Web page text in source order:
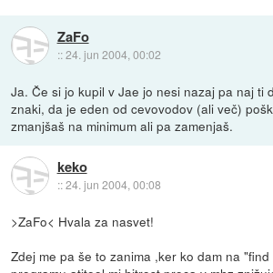
ZaFo
::24. jun 2004, 00:02
Ja. Če si jo kupil v Jae jo nesi nazaj pa naj ti
znaki, da je eden od cevovodov (ali več)
zmanjšaš na minimum ali pa zamenjaš.
keko
::24. jun 2004, 00:08
>ZaFo< Hvala za nasvet!
Zdej me pa še to zanima ,ker ko dam na